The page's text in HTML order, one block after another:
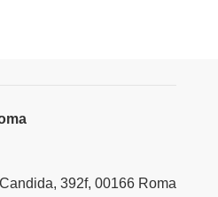
392f, 00166 Roma